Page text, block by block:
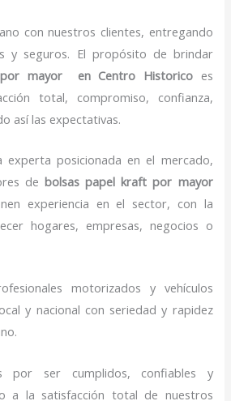
con nuestros clientes, entregando
y seguros. El propósito de brindar
mayor en Centro Historicoes
total, compromiso, confianza,
así las expectativas.
experta posicionada en el mercado,
de bolsas papel kraft por mayor
experiencia en el sector, con la
hogares, empresas, negocios o
motorizados y vehículos
y nacional con seriedad y rapidez
por ser cumplidos, confiables y
a la satisfacción total de nuestros